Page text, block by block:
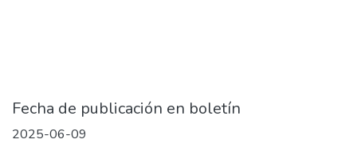
Fecha de publicación en boletín
2025-06-09